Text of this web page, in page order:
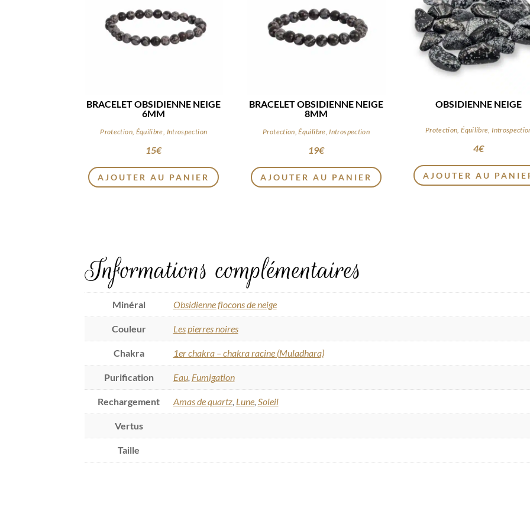
BRACELET OBSIDIENNE NEIGE
6MM
Protection, Équilibre, Introspection
15€
AJOUTER AU PANIER
BRACELET OBSIDIENNE NEIGE
8MM
Protection, Équilibre, Introspection
19€
AJOUTER AU PANIER
OBSIDIENNE NEIGE
Protection, Équilibre,
4€
AJOUTER AU
Informations complémentaires
Minéral Obsidienne flocons de neige
Couleur Les pierres noires
Chakra 1er chakra – chakra racine (Muladhara)
Purification Eau, Fumigation
Rechargement Amas de quartz, Lune, Soleil
Vertus
Taille